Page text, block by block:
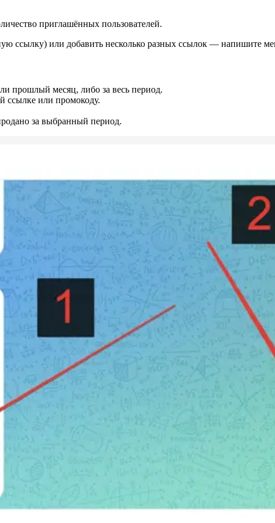
приглашённых пользователей.
ссылку) или добавить несколько разных ссылок — напишите
прошлый месяц, либо за весь период.
ссылке или промокоду.
за выбранный период.